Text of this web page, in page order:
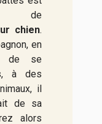
de
chien.
en
de se
à des
il
de sa
alors